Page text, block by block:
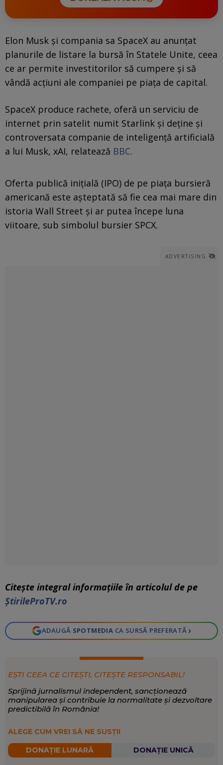
Elon Musk și compania sa SpaceX au anunțat
planurile de listare la bursă în Statele Unite, ceea
ce ar permite investitorilor să cumpere și să
vândă acțiuni ale companiei pe piața de capital.
SpaceX produce rachete, oferă un serviciu de
internet prin satelit numit Starlink și deține și
controversata companie de inteligență artificială
a lui Musk, xAI, relatează BBC.
Oferta publică inițială (IPO) de pe piața bursieră
americană este așteptată să fie cea mai mare din
istoria Wall Street și ar putea începe luna
viitoare, sub simbolul bursier SPCX.
ADVERTISING
Citește integral informaţiile în articolul de pe
ŞtirileProTV.ro
ADAUGĂ SPOTMEDIA CA SURSĂ PREFERATĂ ›
EȘTI CEEA CE CITEȘTI, CITEȘTE RESPONSABIL!
Sprijină jurnalismul independent, sancționează
manipularea și contribuie la normalitate și dezvoltare
predictibilă în România!
ALEGE CUM VREI SĂ NE SUSȚII
DONAȚIE LUNARĂ DONAȚIE UNICĂ